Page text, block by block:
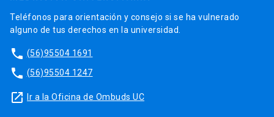
Teléfonos para orientación y consejo si se ha vulnerado
alguno de tus derechos en la universidad.
phone (56)95504 1691
phone (56)95504 1247
launch Ir a la Oficina de Ombuds UC